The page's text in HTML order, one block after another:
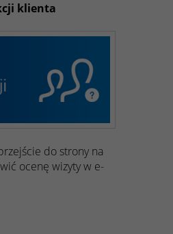
klienta
do strony na
ocenę wizyty w e-